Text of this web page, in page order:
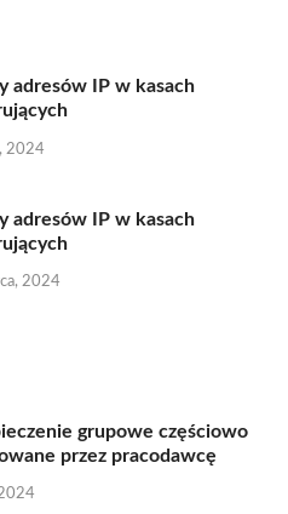
adresów IP w kasach
2024
adresów IP w kasach
2024
grupowe częściowo
przez pracodawcę